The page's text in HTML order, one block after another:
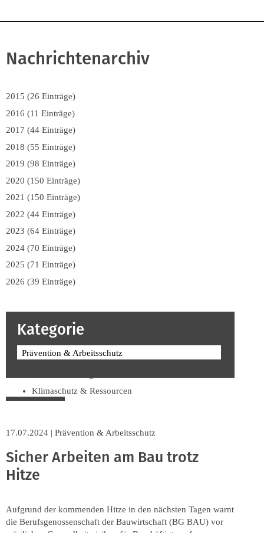
Nachrichtenarchiv
2015 (26 Einträge)
2016 (11 Einträge)
2017 (44 Einträge)
2018 (55 Einträge)
2019 (98 Einträge)
2020 (150 Einträge)
2021 (150 Einträge)
2022 (44 Einträge)
2023 (64 Einträge)
2024 (70 Einträge)
2025 (71 Einträge)
2026 (39 Einträge)
Kategorie
Prävention & Arbeitsschutz
Klimaschutz & Ressourcen
Soziales & Tarifpolitik
Verband & Innungen
Innung
17.07.2024 | Prävention & Arbeitsschutz
Sicher Arbeiten am Bau trotz
Hitze
Aufgrund der kommenden Hitze in den nächsten Tagen warnt
die Berufsgenossenschaft der Bauwirtschaft (BG BAU) vor